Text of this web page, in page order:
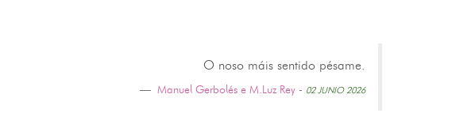
O noso máis sentido pésame.
Manuel Gerbolés e M.Luz Rey - 02 JUNIO 2026